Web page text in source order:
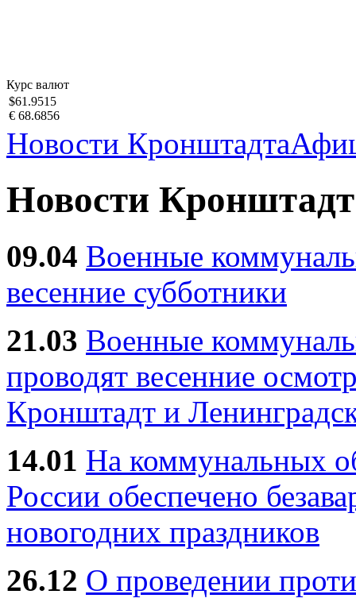
Курс валют
$61.9515
€ 68.6856
Новости Кронштадта
Новости
09.04 Военные
весенние субботники
21.03 Военные
проводят весенние
Кронштадт и
14.01 На коммунальных
России обеспечено
новогодних праздников
26.12 О проведении